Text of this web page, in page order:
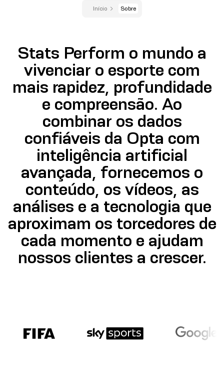
Início Sobre
Stats Perform o mundo a
vivenciar o esporte com
mais rapidez, profundidade
e compreensão. Ao
combinar os dados
confiáveis da Opta com
inteligência artificial
avançada, fornecemos o
conteúdo, os vídeos, as
análises e a tecnologia que
aproximam os torcedores de
cada momento e ajudam
nossos clientes a crescer.